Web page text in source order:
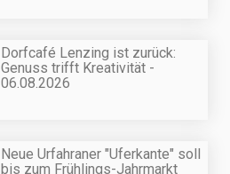
Dorfcafé Lenzing ist zurück:
Genuss trifft Kreativität -
06.08.2026
Neue Urfahraner "Uferkante" soll
bis zum Frühlings-Jahrmarkt